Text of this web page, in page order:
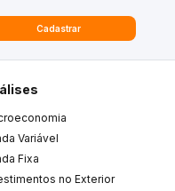
Cadastrar
Variável
Fixa
no Exterior